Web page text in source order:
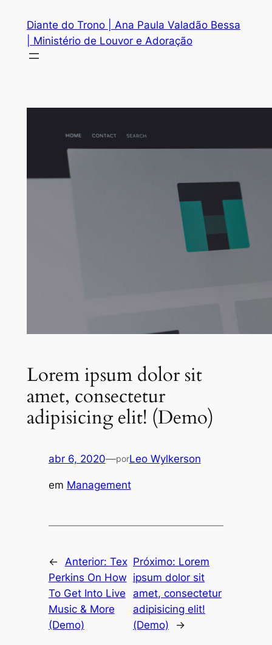
conteúdo
Diante do Trono | Ana Paula Valadão Bessa
| Ministério de Louvor e Adoração
Lorem ipsum dolor sit
amet, consectetur
adipisicing elit! (Demo)
abr 6, 2020—porLeo Wylkerson
em Management
← Anterior: Tex
Perkins On How
To Get Into Live
Music & More
(Demo)
Próximo: Lorem
ipsum dolor sit
amet, consectetur
adipisicing elit!
(Demo)
→